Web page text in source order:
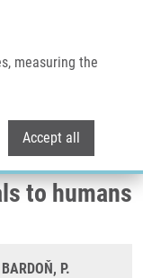
measuring the
Accept all
Resistance And Risk Of
-
risk of
to humans
P.